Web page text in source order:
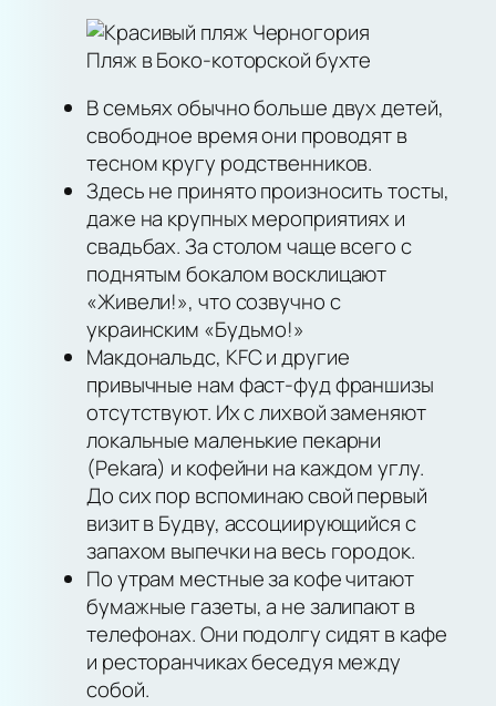
Пляж в Боко-которской бухте
В семьях обычно больше двух детей,
свободное время они проводят в
тесном кругу родственников.
Здесь не принято произносить тосты,
даже на крупных мероприятиях и
свадьбах. За столом чаще всего с
поднятым бокалом восклицают
«Живели!», что созвучно с
украинским «Будьмо!»
Макдональдс, KFC и другие
привычные нам фаст-фуд франшизы
отсутствуют. Их с лихвой заменяют
локальные маленькие пекарни
(Pekara) и кофейни на каждом углу.
До сих пор вспоминаю свой первый
визит в Будву, ассоциирующийся с
запахом выпечки на весь городок.
По утрам местные за кофе читают
бумажные газеты, а не залипают в
телефонах. Они подолгу сидят в кафе
и ресторанчиках беседуя между
собой.